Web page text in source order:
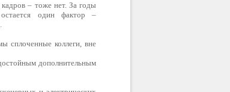
– тоже нет. За годы
один фактор –
сплоченные коллеги, вне
дополнительным